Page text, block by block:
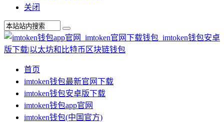
关闭
首页
imtoken钱包最新官网下载
imtoken钱包安卓版下载
imtoken钱包app官网
imtoken钱包(中国官方)